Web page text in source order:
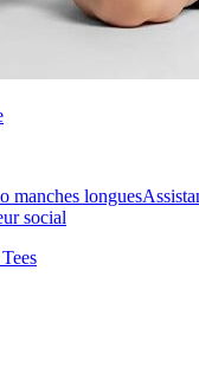
manches longues
social